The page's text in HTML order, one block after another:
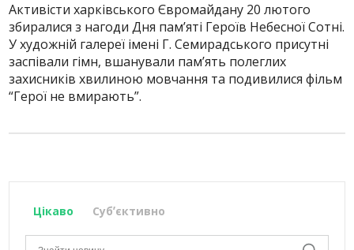
Активісти харківського Євромайдану 20 лютого
збиралися з нагоди Дня пам’яті Героїв Небесної Сотні.
У художній галереї імені Г. Семирадського присутні
заспівали гімн, вшанували пам’ять полеглих
захисників хвилиною мовчання та подивилися фільм
“Герої не вмирають”.
Цікаво Субʼєктивно